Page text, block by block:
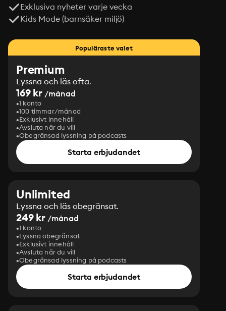
Exklusiva nyheter varje vecka
Kids Mode (barnsäker miljö)
Populäraste valet
Premium
Lyssna och läs ofta.
169 kr /månad
1 konto
100 timmar/månad
Exklusivt innehåll
Avsluta när du vill
Obegränsad lyssning på podcasts
Starta erbjudandet
Unlimited
Lyssna och läs obegränsat.
249 kr /månad
1 konto
Lyssna obegränsat
Exklusivt innehåll
Avsluta när du vill
Obegränsad lyssning på podcasts
Starta erbjudandet